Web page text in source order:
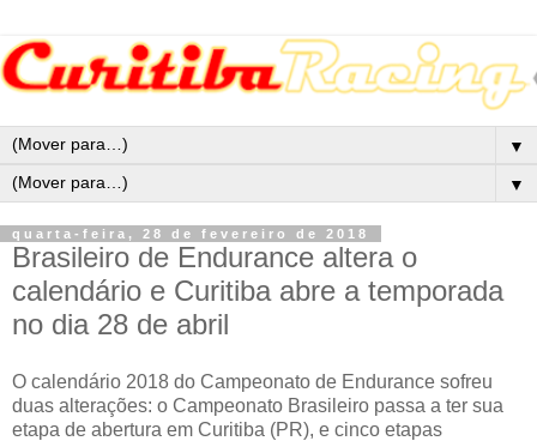
▼
▼
quarta-feira, 28 de fevereiro de 2018
Brasileiro de Endurance altera o
calendário e Curitiba abre a temporada
no dia 28 de abril
O calendário 2018 do Campeonato de Endurance sofreu
duas alterações: o Campeonato Brasileiro passa a ter sua
etapa de abertura em Curitiba (PR), e cinco etapas